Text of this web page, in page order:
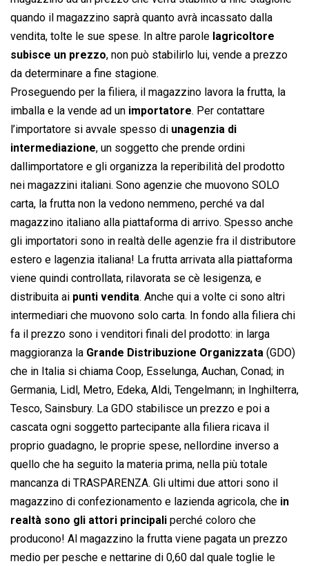
quando il magazzino saprà quanto avrà incassato dalla
vendita, tolte le sue spese. In altre parole lagricoltore
subisce un prezzo, non può stabilirlo lui, vende a prezzo
da determinare a fine stagione.
Proseguendo per la filiera, il magazzino lavora la frutta, la
imballa e la vende ad un importatore. Per contattare
l’importatore si avvale spesso di unagenzia di
intermediazione, un soggetto che prende ordini
dallimportatore e gli organizza la reperibilità del prodotto
nei magazzini italiani. Sono agenzie che muovono SOLO
carta, la frutta non la vedono nemmeno, perché va dal
magazzino italiano alla piattaforma di arrivo. Spesso anche
gli importatori sono in realtà delle agenzie fra il distributore
estero e lagenzia italiana! La frutta arrivata alla piattaforma
viene quindi controllata, rilavorata se cè lesigenza, e
distribuita ai punti vendita. Anche qui a volte ci sono altri
intermediari che muovono solo carta. In fondo alla filiera chi
fa il prezzo sono i venditori finali del prodotto: in larga
maggioranza la Grande Distribuzione Organizzata (GDO)
che in Italia si chiama Coop, Esselunga, Auchan, Conad; in
Germania, Lidl, Metro, Edeka, Aldi, Tengelmann; in Inghilterra,
Tesco, Sainsbury. La GDO stabilisce un prezzo e poi a
cascata ogni soggetto partecipante alla filiera ricava il
proprio guadagno, le proprie spese, nellordine inverso a
quello che ha seguito la materia prima, nella più totale
mancanza di TRASPARENZA. Gli ultimi due attori sono il
magazzino di confezionamento e lazienda agricola, che in
realtà sono gli attori principali perché coloro che
producono! Al magazzino la frutta viene pagata un prezzo
medio per pesche e nettarine di 0,60 dal quale toglie le